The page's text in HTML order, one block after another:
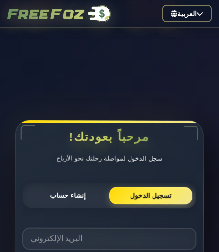
₿
$ 🎁
₿ $
🎁 $
₿ $
🎁
₿ العربية
مرحباً بعودتك!
سجل الدخول لمواصلة رحلتك نحو الأرباح
تسجيل الدخول إنشاء حساب